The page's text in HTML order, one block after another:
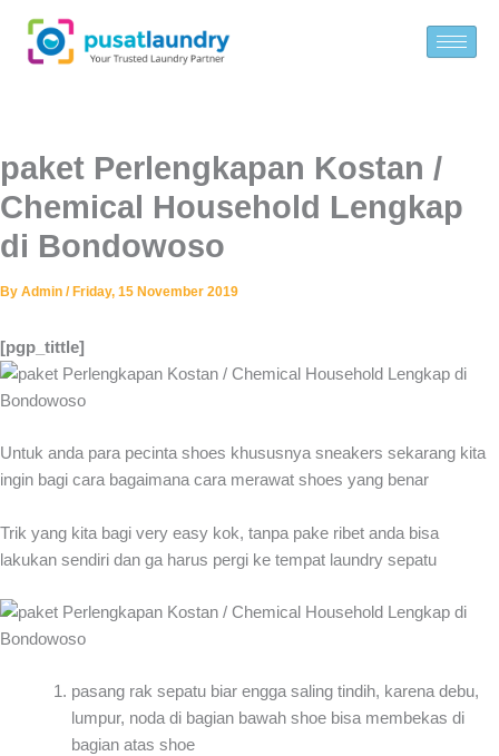
content
paket Perlengkapan Kostan /
Chemical Household Lengkap
di Bondowoso
By Admin /Friday, 15 November 2019
[pgp_tittle]
Untuk anda para pecinta shoes khususnya sneakers sekarang kita
ingin bagi cara bagaimana cara merawat shoes yang benar
Trik yang kita bagi very easy kok, tanpa pake ribet anda bisa
lakukan sendiri dan ga harus pergi ke tempat laundry sepatu
pasang rak sepatu biar engga saling tindih, karena debu,
lumpur, noda di bagian bawah shoe bisa membekas di
bagian atas shoe